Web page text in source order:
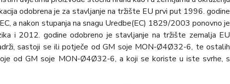
odobrena je za stavljanje na tržište EU prvi put 1996. godine
a nakon stupanja na snagu Uredbe(EC) 1829/2003 ponovno je
i 2012. godine odobreno je stavljanje na tržište zemalja EU
sastoji se ili potječe od GM soje MON-Ø4Ø32-6, te ostalih
od GM soje MON-Ø4Ø32-6, a koji se koriste u iste svrhe, s